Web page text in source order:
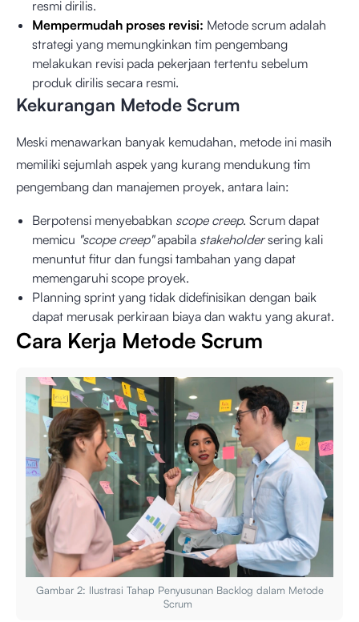
resmi dirilis.
Mempermudah proses revisi: Metode scrum adalah
strategi yang memungkinkan tim pengembang
melakukan revisi pada pekerjaan tertentu sebelum
produk dirilis secara resmi.
Kekurangan Metode Scrum
Meski menawarkan banyak kemudahan, metode ini masih
memiliki sejumlah aspek yang kurang mendukung tim
pengembang dan manajemen proyek, antara lain:
Berpotensi menyebabkan scope creep. Scrum dapat
memicu "scope creep"apabila stakeholdersering kali
menuntut fitur dan fungsi tambahan yang dapat
memengaruhi scope proyek.
Planning sprint yang tidak didefinisikan dengan baik
dapat merusak perkiraan biaya dan waktu yang akurat.
Cara Kerja Metode Scrum
Gambar 2: llustrasi Tahap Penyusunan Backlog dalam Metode
Scrum